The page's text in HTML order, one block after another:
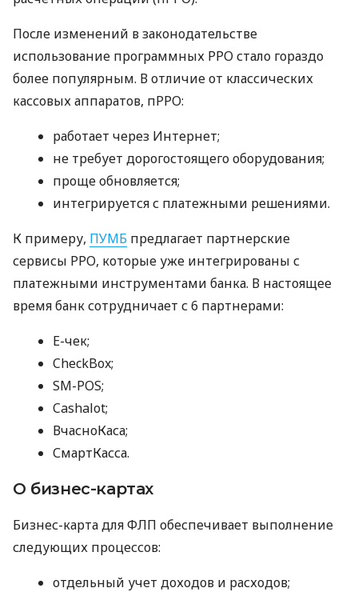
После изменений в законодательстве
использование программных РРО стало гораздо
более популярным. В отличие от классических
кассовых аппаратов, пРРО:
работает через Интернет;
не требует дорогостоящего оборудования;
проще обновляется;
интегрируется с платежными решениями.
К примеру, ПУМБ предлагает партнерские
сервисы РРО, которые уже интегрированы с
платежными инструментами банка. В настоящее
время банк сотрудничает с 6 партнерами:
E-чек;
CheckBox;
SM-POS;
Cashalot;
ВчасноКаса;
СмартКасса.
О бизнес-картах
Бизнес-карта для ФЛП обеспечивает выполнение
следующих процессов:
отдельный учет доходов и расходов;